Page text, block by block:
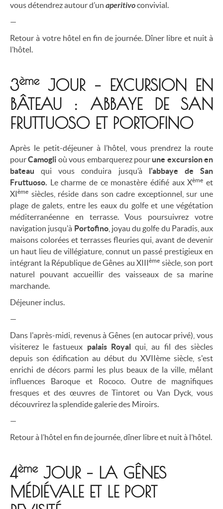
vous détendrez autour d’un aperitivoconvivial.
—
Retour à votre hôtel en fin de journée. Dîner libre et nuit à
l’hôtel.
3èmeJOUR – EXCURSION EN
BÂTEAU : ABBAYE DE SAN
FRUTTUOSO ET PORTOFINO
Après le petit-déjeuner à l’hôtel, vous prendrez la route
pourCamogli où vous embarquerez pour une excursion en
bateauqui vous conduira jusqu’à l'abbaye de San
Fruttuoso. Le charme de ce monastère édifié aux Xème et
XIème siècles, réside dans son cadre exceptionnel, sur une
plage de galets, entre les eaux du golfe et une végétation
méditerranéenne en terrasse. Vous poursuivrez votre
navigation jusqu'à Portofino, joyau du golfe du Paradis, aux
maisons colorées et terrasses fleuries qui, avant de devenir
un haut lieu de villégiature, connut un passé prestigieux en
intégrant la République de Gênes au XIIIème siècle, son port
naturel pouvant accueillir des vaisseaux de sa marine
marchande.
Déjeuner inclus.
—
Dans l'après-midi, revenus à Gênes (en autocar privé), vous
visiterez le fastueux palais Royalqui, au fil des siècles
depuis son édification au début du XVIIème siècle, s'est
enrichi de décors parmi les plus beaux de la ville, mêlant
influences Baroque et Rococo. Outre de magnifiques
fresques et des œuvres de Tintoret ou Van Dyck, vous
découvrirez la splendide galerie des Miroirs.
—
Retour à l’hôtel en fin de journée, dîner libre et nuit à l’hôtel.
4èmeJOUR – LA GÊNES
MÉDIÉVALE ET LE PORT